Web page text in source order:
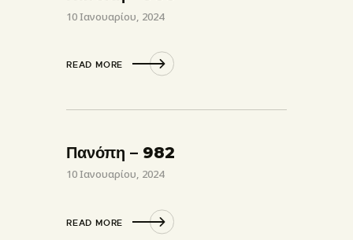
10 Ιανουαρίου, 2024
READ MORE
Πανόπη – 982
10 Ιανουαρίου, 2024
READ MORE